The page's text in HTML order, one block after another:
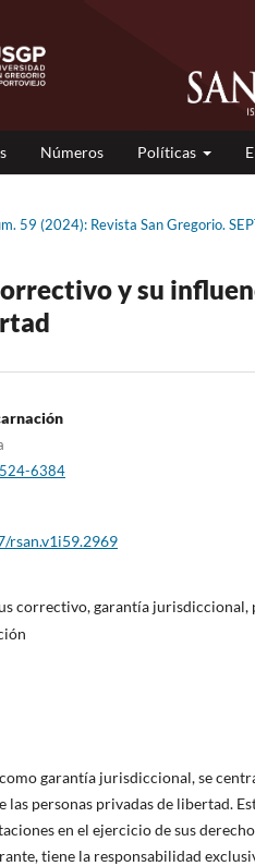
Números Políticas
59 (2024): Revista San Gregorio.
y su
6384
rsan.v1i59.2969
correctivo, garantía jurisdiccional,
garantía jurisdiccional, se
las personas privadas de libertad.
en el ejercicio de sus
tiene la responsabilidad